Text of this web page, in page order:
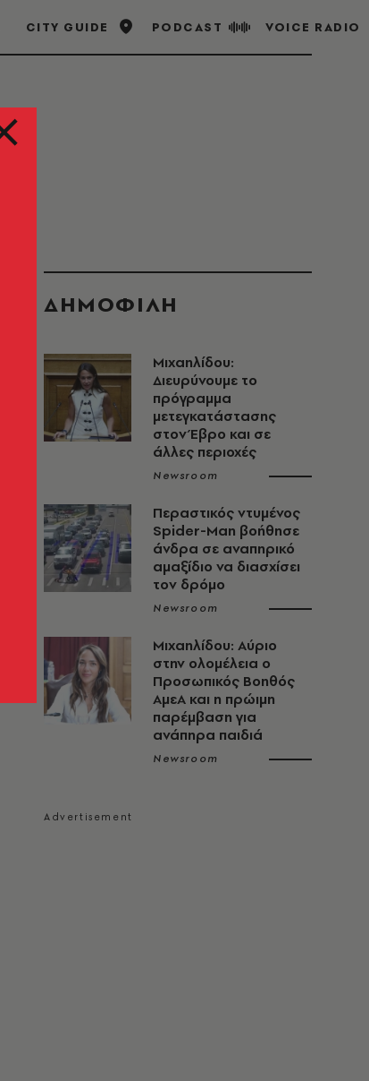
CITY GUIDE PODCAST VOICE RADIO
ΔΗΜΟΦΙΛΗ
Μιχαηλίδου:
Διευρύνουμε το
πρόγραμμα
μετεγκατάστασης
στον Έβρο και σε
άλλες περιοχές
Newsroom
Περαστικός ντυμένος
Spider-Man βοήθησε
άνδρα σε αναπηρικό
αμαξίδιο να διασχίσει
τον δρόμο
Newsroom
Μιχαηλίδου: Αύριο
στην ολομέλεια ο
Προσωπικός Βοηθός
ΑμεΑ και η πρώιμη
παρέμβαση για
ανάπηρα παιδιά
Newsroom